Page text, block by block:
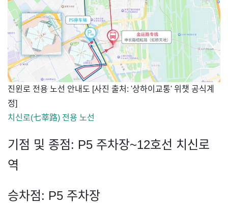
​진윈로 전용 노선 안내도 [사진 출처: '상하이교통' 위챗 공식계
정]
치신로(七莘路) 전용 노선
기점 및 종점: P5 주차장~12호선 치신로
역
승차점: P5 주차장